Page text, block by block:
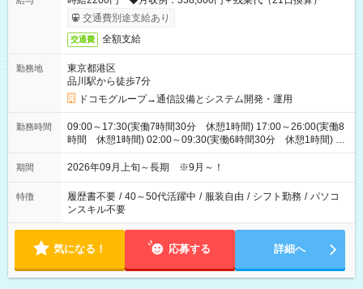
交通費別途支給あり
交通費 全額支給
勤務地
東京都港区
品川駅から徒歩7分
ドコモグループ→通信設備とシステム開発・運用
勤務時間
09:00～17:30(実働7時間30分 休憩1時間) 17:00～26:00(実働8
時間 休憩1時間) 02:00～09:30(実働6時間30分 休憩1時間) ※
日勤は就業時間1/夜勤は就業時間2.3を連続で行って頂きます
期間 2026年09月上旬～長期 ※9月～！
特徴 履歴書不要 / 40～50代活躍中 / 服装自由 / シフト勤務 / パソコ
ンスキル不要
気になる！ 応募する 詳細へ